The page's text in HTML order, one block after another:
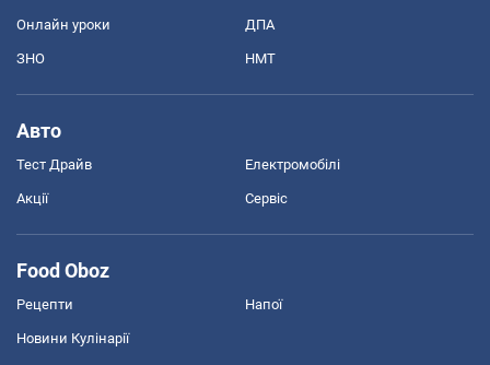
Онлайн уроки ДПА
ЗНО НМТ
Авто
Тест Драйв Електромобілі
Акції Сервіс
Food Oboz
Рецепти Напої
Новини Кулінарії